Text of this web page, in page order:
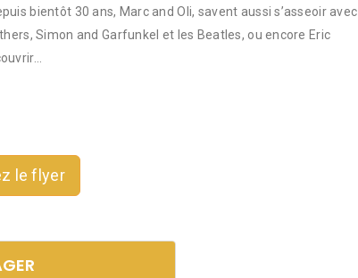
bientôt 30 ans, Marc and Oli, savent aussi s’asseoir avec
Simon and Garfunkel et les Beatles, ou encore Eric
le flyer